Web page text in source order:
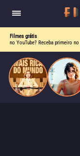
Filmes grátis
no YouTube? Receba primeiro no
do
Mundo